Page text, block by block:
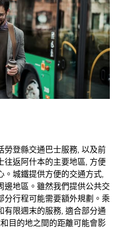
勞登縣交通巴士服務, 以及前
往返阿什本的主要地區, 方便
。城鐵提供方便的交通方式,
邊地區。雖然我們提供公共交
分行程可能需要額外規劃。乘
有限週末的服務, 適合部分通
目的地之間的距離可能會影